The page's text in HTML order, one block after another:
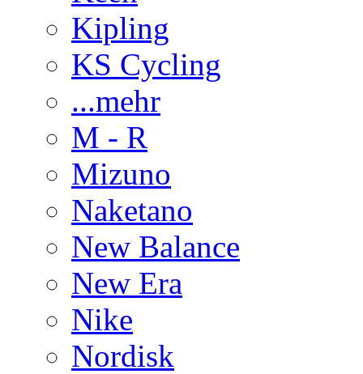
Kipling
KS Cycling
...mehr
M - R
Mizuno
Naketano
New Balance
New Era
Nike
Nordisk